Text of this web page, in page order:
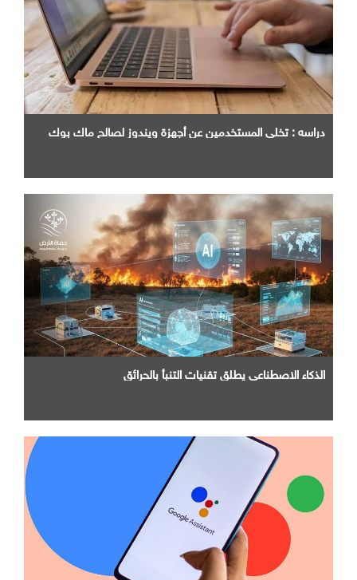
دراسه : تخلي المستخدمين عن أجهزة ويندوز لصالح ماك بوك
الذكاء الاصطناعي يطلق تقنيات التنبأ بالحرائق